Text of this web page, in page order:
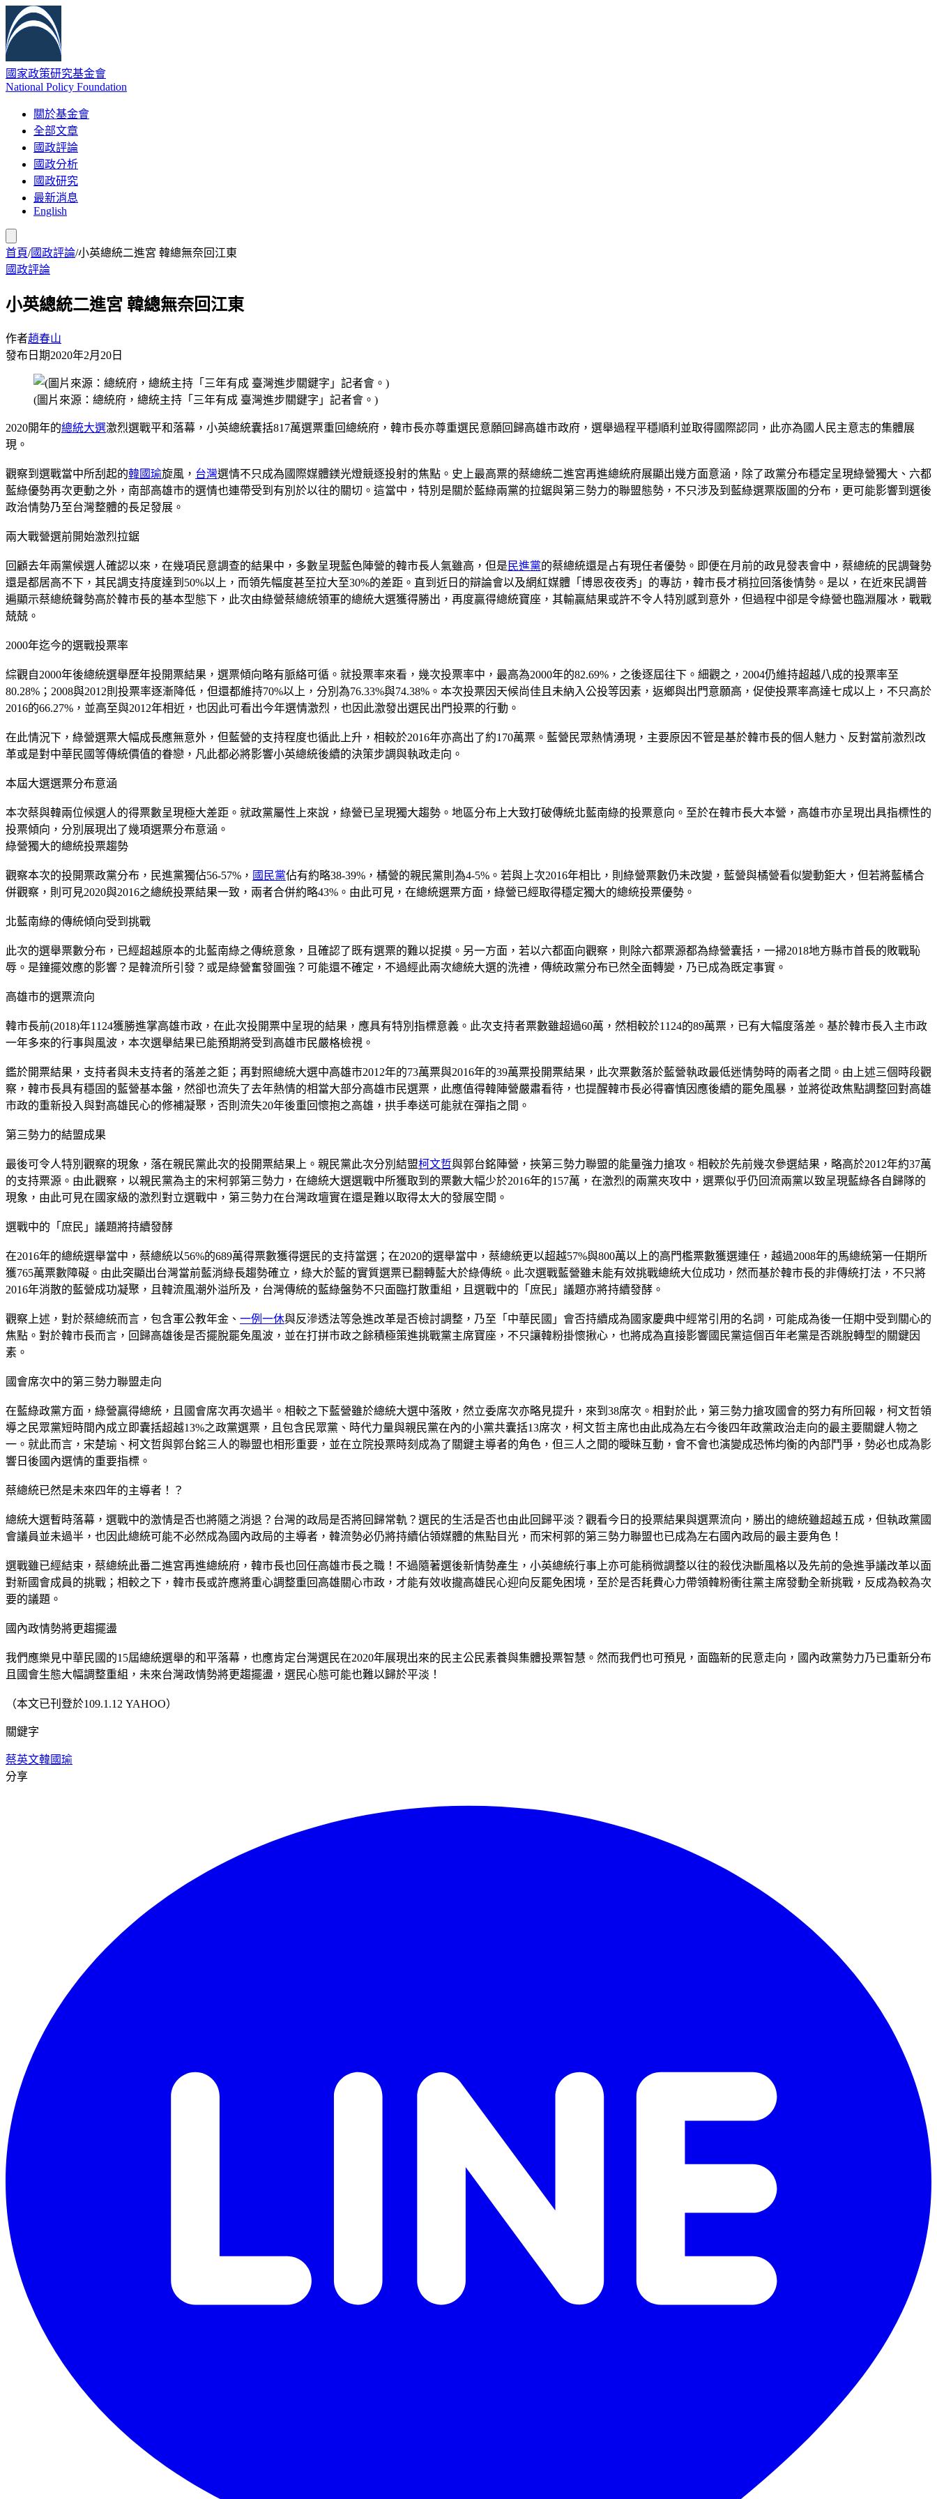
國家政策研究基金會
National Policy Foundation
關於基金會
全部文章
國政評論
國政分析
國政研究
最新消息
English
首頁/國政評論/小英總統二進宮 韓總無奈回江東
國政評論
小英總統二進宮 韓總無奈回江東
作者趙春山
發布日期2020年2月20日
(圖片來源：總統府，總統主持「三年有成 臺灣進步關鍵字」記者會。)
2020開年的總統大選激烈選戰平和落幕，小英總統囊括817萬選票重回總統府，韓市長亦尊重選民意願回歸高雄市政府，選舉過程平穩順利並取得國際認同，此亦為國人民主意志的集體展
現。
觀察到選戰當中所刮起的韓國瑜旋風， 台灣選情不只成為國際媒體鎂光燈競逐投射的焦點。史上最高票的蔡總統二進宮再進總統府展顯出幾方面意涵，除了政黨分布穩定呈現綠營獨大、六都
藍綠優勢再次更動之外，南部高雄市的選情也連帶受到有別於以往的關切。這當中，特別是關於藍綠兩黨的拉鋸與第三勢力的聯盟態勢，不只涉及到藍綠選票版圖的分布，更可能影響到選後
政治情勢乃至台灣整體的長足發展。
兩大戰營選前開始激烈拉鋸
回顧去年兩黨候選人確認以來，在幾項民意調查的結果中，多數呈現藍色陣營的韓市長人氣雖高，但是 民進黨的蔡總統還是占有現任者優勢。即便在月前的政見發表會中，蔡總統的民調聲勢
還是都居高不下，其民調支持度達到50%以上，而領先幅度甚至拉大至30%的差距。直到近日的辯論會以及網紅媒體「博恩夜夜秀」的專訪，韓市長才稍拉回落後情勢。是以，在近來民調普
遍顯示蔡總統聲勢高於韓市長的基本型態下，此次由綠營蔡總統領軍的總統大選獲得勝出，再度贏得總統寶座，其輸贏結果或許不令人特別感到意外，但過程中卻是令綠營也臨淵履冰，戰戰
兢兢。
2000年迄今的選戰投票率
綜觀自2000年後總統選舉歷年投開票結果，選票傾向略有脈絡可循。就投票率來看，幾次投票率中，最高為2000年的82.69%，之後逐屆往下。細觀之，2004仍維持超越八成的投票率至
80.28%；2008與2012則投票率逐漸降低，但還都維持70%以上，分別為76.33%與74.38%。本次投票因天候尚佳且未納入公投等因素，返鄉與出門意願高，促使投票率高達七成以上，不只高於
2016的66.27%，並高至與2012年相近，也因此可看出今年選情激烈，也因此激發出選民出門投票的行動。
在此情況下，綠營選票大幅成長應無意外，但藍營的支持程度也循此上升，相較於2016年亦高出了約170萬票。藍營民眾熱情湧現，主要原因不管是基於韓市長的個人魅力、反對當前激烈改
革或是對中華民國等傳統價值的眷戀，凡此都必將影響小英總統後續的決策步調與執政走向。
本屆大選選票分布意涵
本次蔡與韓兩位候選人的得票數呈現極大差距。就政黨屬性上來說，綠營已呈現獨大趨勢。地區分布上大致打破傳統北藍南綠的投票意向。至於在韓市長大本營，高雄市亦呈現出具指標性的
投票傾向，分別展現出了幾項選票分布意涵。
綠營獨大的總統投票趨勢
觀察本次的投開票政黨分布，民進黨獨佔56-57%， 國民黨佔有約略38-39%，橘營的親民黨則為4-5%。若與上次2016年相比，則綠營票數仍未改變，藍營與橘營看似變動鉅大，但若將藍橘合
併觀察，則可見2020與2016之總統投票結果一致，兩者合併約略43%。由此可見，在總統選票方面，綠營已經取得穩定獨大的總統投票優勢。
北藍南綠的傳統傾向受到挑戰
此次的選舉票數分布，已經超越原本的北藍南綠之傳統意象，且確認了既有選票的難以捉摸。另一方面，若以六都面向觀察，則除六都票源都為綠營囊括，一掃2018地方縣市首長的敗戰恥
辱。是鐘擺效應的影響？是韓流所引發？或是綠營奮發圖強？可能還不確定，不過經此兩次總統大選的洗禮，傳統政黨分布已然全面轉變，乃已成為既定事實。
高雄市的選票流向
韓市長前(2018)年1124獲勝進掌高雄市政，在此次投開票中呈現的結果，應具有特別指標意義。此次支持者票數雖超過60萬，然相較於1124的89萬票，已有大幅度落差。基於韓市長入主市政
一年多來的行事與風波，本次選舉結果已能預期將受到高雄市民嚴格檢視。
鑑於開票結果，支持者與未支持者的落差之鉅；再對照總統大選中高雄市2012年的73萬票與2016年的39萬票投開票結果，此次票數落於藍營執政最低迷情勢時的兩者之間。由上述三個時段觀
察，韓市長具有穩固的藍營基本盤，然卻也流失了去年熱情的相當大部分高雄市民選票，此應值得韓陣營嚴肅看待，也提醒韓市長必得審慎因應後續的罷免風暴，並將從政焦點調整回對高雄
市政的重新投入與對高雄民心的修補凝聚，否則流失20年後重回懷抱之高雄，拱手奉送可能就在彈指之間。
第三勢力的結盟成果
最後可令人特別觀察的現象，落在親民黨此次的投開票結果上。親民黨此次分別結盟柯文哲與郭台銘陣營，挾第三勢力聯盟的能量強力搶攻。相較於先前幾次參選結果，略高於2012年約37萬
的支持票源。由此觀察，以親民黨為主的宋柯郭第三勢力，在總統大選選戰中所獲取到的票數大幅少於2016年的157萬，在激烈的兩黨夾攻中，選票似乎仍回流兩黨以致呈現藍綠各自歸隊的
現象，由此可見在國家級的激烈對立選戰中，第三勢力在台灣政壇實在還是難以取得太大的發展空間。
選戰中的「庶民」議題將持續發酵
在2016年的總統選舉當中，蔡總統以56%的689萬得票數獲得選民的支持當選；在2020的選舉當中，蔡總統更以超越57%與800萬以上的高門檻票數獲選連任，越過2008年的馬總統第一任期所
獲765萬票數障礙。由此突顯出台灣當前藍消綠長趨勢確立，綠大於藍的實質選票已翻轉藍大於綠傳統。此次選戰藍營雖未能有效挑戰總統大位成功，然而基於韓市長的非傳統打法，不只將
2016年消散的藍營成功凝聚，且韓流風潮外溢所及，台灣傳統的藍綠盤勢不只面臨打散重組，且選戰中的「庶民」議題亦將持續發酵。
觀察上述，對於蔡總統而言，包含軍公教年金、 一例一休與反滲透法等急進改革是否檢討調整，乃至「中華民國」會否持續成為國家慶典中經常引用的名詞，可能成為後一任期中受到關心的
焦點。對於韓市長而言，回歸高雄後是否擺脫罷免風波，並在打拼市政之餘積極策進挑戰黨主席寶座，不只讓韓粉掛懷揪心，也將成為直接影響國民黨這個百年老黨是否跳脫轉型的關鍵因
素。
國會席次中的第三勢力聯盟走向
在藍綠政黨方面，綠營贏得總統，且國會席次再次過半。相較之下藍營雖於總統大選中落敗，然立委席次亦略見提升，來到38席次。相對於此，第三勢力搶攻國會的努力有所回報，柯文哲領
導之民眾黨短時間內成立即囊括超越13%之政黨選票，且包含民眾黨、時代力量與親民黨在內的小黨共囊括13席次，柯文哲主席也由此成為左右今後四年政黨政治走向的最主要關鍵人物之
一。就此而言，宋楚瑜、柯文哲與郭台銘三人的聯盟也相形重要，並在立院投票時刻成為了關鍵主導者的角色，但三人之間的曖昧互動，會不會也演變成恐怖均衡的內部鬥爭，勢必也成為影
響日後國內選情的重要指標。
蔡總統已然是未來四年的主導者！？
總統大選暫時落幕，選戰中的激情是否也將隨之消退？台灣的政局是否將回歸常軌？選民的生活是否也由此回歸平淡？觀看今日的投票結果與選票流向，勝出的總統雖超越五成，但執政黨國
會議員並未過半，也因此總統可能不必然成為國內政局的主導者，韓流勢必仍將持續佔領媒體的焦點目光，而宋柯郭的第三勢力聯盟也已成為左右國內政局的最主要角色！
選戰雖已經結束，蔡總統此番二進宮再進總統府，韓市長也回任高雄市長之職！不過隨著選後新情勢產生，小英總統行事上亦可能稍微調整以往的殺伐決斷風格以及先前的急進爭議改革以面
對新國會成員的挑戰；相較之下，韓市長或許應將重心調整重回高雄關心市政，才能有效收攏高雄民心迎向反罷免困境，至於是否耗費心力帶領韓粉衝往黨主席發動全新挑戰，反成為較為次
要的議題。
國內政情勢將更趨擺盪
我們應樂見中華民國的15屆總統選舉的和平落幕，也應肯定台灣選民在2020年展現出來的民主公民素養與集體投票智慧。然而我們也可預見，面臨新的民意走向，國內政黨勢力乃已重新分布
且國會生態大幅調整重組，未來台灣政情勢將更趨擺盪，選民心態可能也難以歸於平淡！
（本文已刊登於109.1.12 YAHOO）
關鍵字
蔡英文韓國瑜
分享